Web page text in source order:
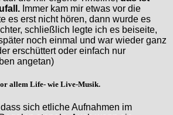
Immer kam mir etwas vor die
es erst nicht hören, dann wurde es
schließlich legte ich es beiseite,
noch einmal und war wieder ganz
erschüttert oder einfach nur
angetan)
allem Life- wie Live-Musik.
sich etliche Aufnahmen im